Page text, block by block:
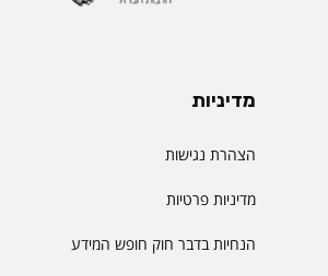
מדיניות
הצהרת נגישות
מדיניות פרטיות
הנחיות בדבר חוק חופש המידע